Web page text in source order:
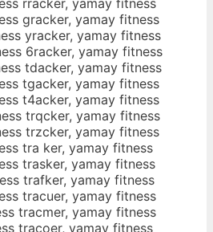
gracker, yamay fitness
yracker, yamay fitness
6racker, yamay fitness
tdacker, yamay fitness
tgacker, yamay fitness
t4acker, yamay fitness
trqcker, yamay fitness
trzcker, yamay fitness
tra ker, yamay fitness
trasker, yamay fitness
trafker, yamay fitness
tracuer, yamay fitness
tracmer, yamay fitness
tracoer, yamay fitness